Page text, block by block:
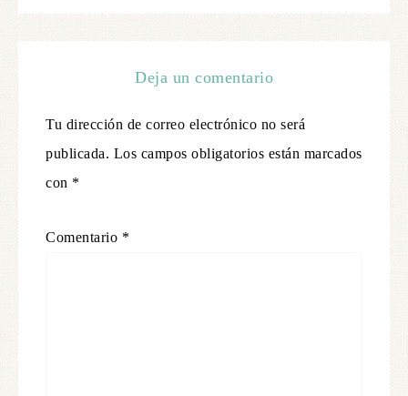
Deja un comentario
Tu dirección de correo electrónico no será
publicada. Los campos obligatorios están marcados
con *
Comentario *